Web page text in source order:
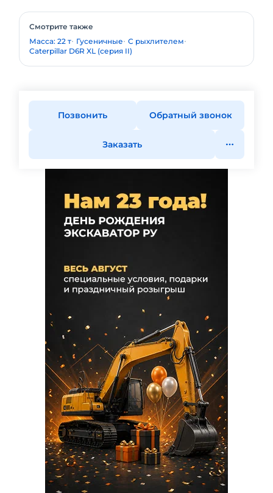
Смотрите также
Масса: 22 т Гусеничные С рыхлителем
Caterpillar D6R XL (серия II)
Позвонить Обратный звонок
Заказать